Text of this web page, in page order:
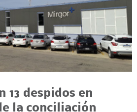
13 despidos en
la conciliación